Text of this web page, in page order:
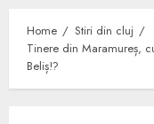
Home
Stiri din cluj
Tinere din Maramureș,
Beliș!?